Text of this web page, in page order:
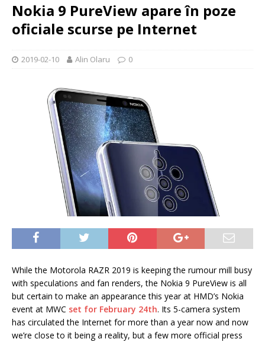
Nokia 9 PureView apare în poze
oficiale scurse pe Internet
2019-02-10 Alin Olaru 0
While the Motorola RAZR 2019 is keeping the rumour mill busy
with speculations and fan renders, the Nokia 9 PureView is all
but certain to make an appearance this year at HMD’s Nokia
event at MWC set for February 24th. Its 5-camera system
has circulated the Internet for more than a year now and now
we’re close to it being a reality, but a few more official press